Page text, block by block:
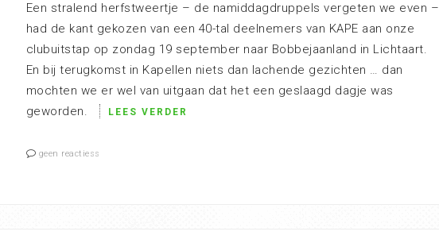
Een stralend herfstweertje – de namiddagdruppels vergeten we even –
had de kant gekozen van een 40-tal deelnemers van KAPE aan onze
clubuitstap op zondag 19 september naar Bobbejaanland in Lichtaart.
En bij terugkomst in Kapellen niets dan lachende gezichten … dan
mochten we er wel van uitgaan dat het een geslaagd dagje was
geworden.
LEES VERDER
geen reactiess